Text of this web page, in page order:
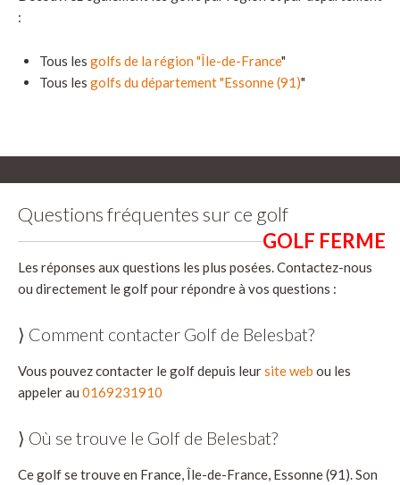
:
Tous les golfs de la région "Île-de-France"
Tous les golfs du département "Essonne (91)"
Questions fréquentes sur ce golf
Les réponses aux questions les plus posées. Contactez-nous
ou directement le golf pour répondre à vos questions :
⟩ Comment contacter Golf de Belesbat?
Vous pouvez contacter le golf depuis leursite web ou les
appeler au 0169231910
⟩ Où se trouve le Golf de Belesbat?
Ce golf se trouve en France, Île-de-France, Essonne (91). Son